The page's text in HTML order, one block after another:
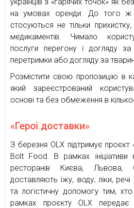
на умовах оренди. До того
стосуються не тільки
медикаментів. Чимало
послуги перегону і догляду
перетримки або догляду за
Розмістити свою пропозицію в
який зареєстрований
основі та без обмеження в
«Герої доставки»
З березня OLX підтримує проєкт
Bolt Food. В рамках ініціативи
ресторанів Києва,
доставляють їжу, воду, ліки, речі
та логістичну допомогу тим,
рамках проєкту OLX